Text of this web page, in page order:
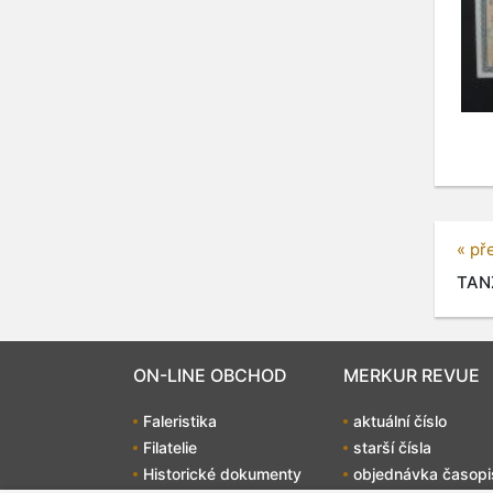
«
ON-LINE OBCHOD
Faleristika
Filatelie
Historické dokumenty
MERKUR REVUE
aktuální číslo
starší čísla
objednávka